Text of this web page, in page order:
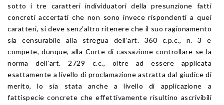
sotto i tre caratteri individuatori della presunzione fatti
concreti accertati che non sono invece rispondenti a quei
caratteri, si deve senz’altro ritenere che il suo ragionamento
sia censurabile alla stregua dell’art. 360 c.p.c., n. 3 e
compete, dunque, alla Corte di cassazione controllare se la
norma dell’art. 2729 c.c., oltre ad essere applicata
esattamente a livello di proclamazione astratta dal giudice di
merito, lo sia stata anche a livello di applicazione a
fattispecie concrete che effettivamente risultino ascrivibili